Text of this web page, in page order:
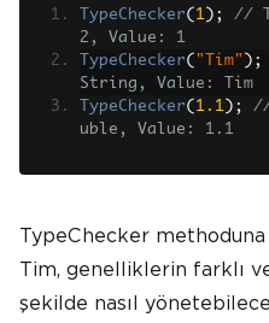
TypeChecker( 1 );
//
2, Value: 1
TypeChecker( "Tim" );
String, Value: Tim
TypeChecker( 1.1 );
//
uble, Value: 1.1
TypeChecker
Tim, genelliklerin farklı
şekilde nasıl